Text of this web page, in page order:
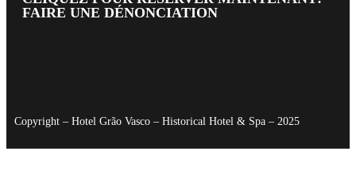
FAIRE UNE DÉNONCIATION
Copyright – Hotel Grão Vasco – Historical Hotel & Spa – 2025